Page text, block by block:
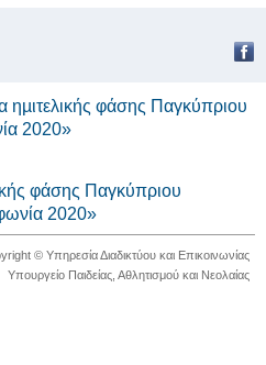
φάσης Παγκύπριου
2020»
φάσης Παγκύπριου
2020»
© Υπηρεσία Διαδικτύου και Επικοινωνίας
Υπουργείο Παιδείας, Αθλητισμού και Νεολαίας